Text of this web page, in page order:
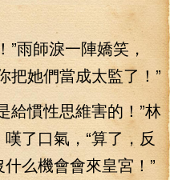
師淚一陣嬌笑，
把她們當成太監了！”
慣性思維害的！”林
了口氣，“算了，反
么機會會來皇宮！”